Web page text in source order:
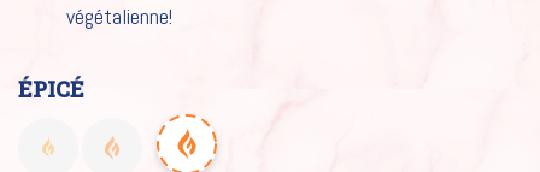
végétalienne!
ÉPICÉ